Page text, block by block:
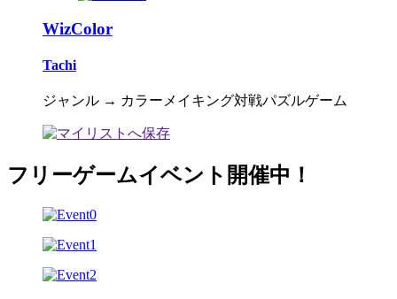
WizColor
Tachi
ジャンル → カラーメイキング対戦パズルゲーム
フリーゲームイベント開催中！